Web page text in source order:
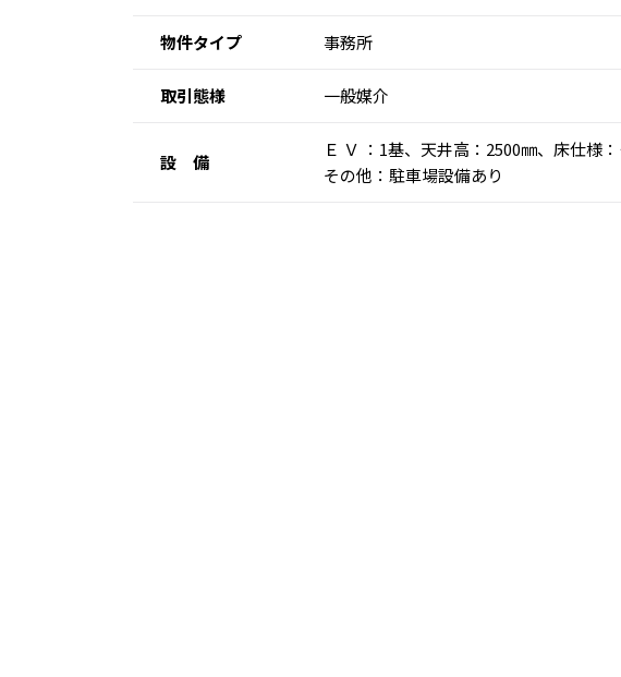
物件タイプ 事務所
取引態様 一般媒介
設 備
Ｅ Ｖ ：1基、天井高：2500㎜、床仕
その他：駐車場設備あり